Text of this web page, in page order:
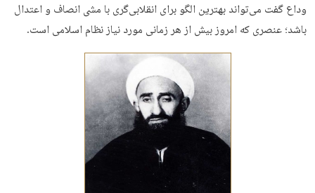
وداع گفت می‌تواند بهترین الگو برای انقلابی‌گری با مشی انصاف و اعتدال
باشد؛ عنصری که امروز بیش از هر زمانی مورد نیاز نظام اسلامی است.